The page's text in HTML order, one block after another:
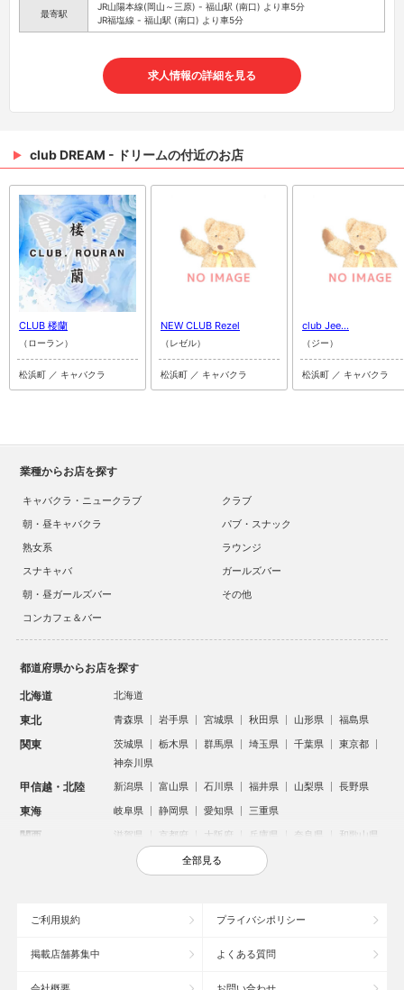
最寄駅
JR山陽本線(岡山～三原) - 福山駅 (南口) より車5分
JR福塩線 - 福山駅 (南口) より車5分
求人情報の詳細を見る
club DREAM - ドリームの付近のお店
CLUB 楼蘭
（ローラン）
松浜町 ／ キャバクラ
NEW CLUB Rezel
（レゼル）
松浜町 ／ キャバクラ
club Jee...
（ジー）
松浜町 ／ キャバクラ
業種からお店を探す
キャバクラ・ニュークラブ
クラブ
朝・昼キャバクラ
パブ・スナック
熟女系
ラウンジ
スナキャバ
ガールズバー
朝・昼ガールズバー
その他
コンカフェ＆バー
都道府県からお店を探す
北海道 北海道
東北 青森県 岩手県 宮城県 秋田県 山形県 福島県
関東 茨城県 栃木県 群馬県 埼玉県 千葉県
東京都
神奈川県
甲信越・北陸 新潟県 富山県 石川県 福井県 山梨県 長野県
東海 岐阜県 静岡県 愛知県 三重県
関西 滋賀県 京都府 大阪府 兵庫県 奈良県 和歌山県
鳥取県 島根県 岡山県 広島県
沖縄県
全部見る
ご利用規約 プライバシポリシー
掲載店舗募集中 よくある質問